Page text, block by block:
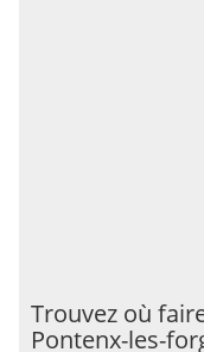
Trouvez où
Pontenx-les-